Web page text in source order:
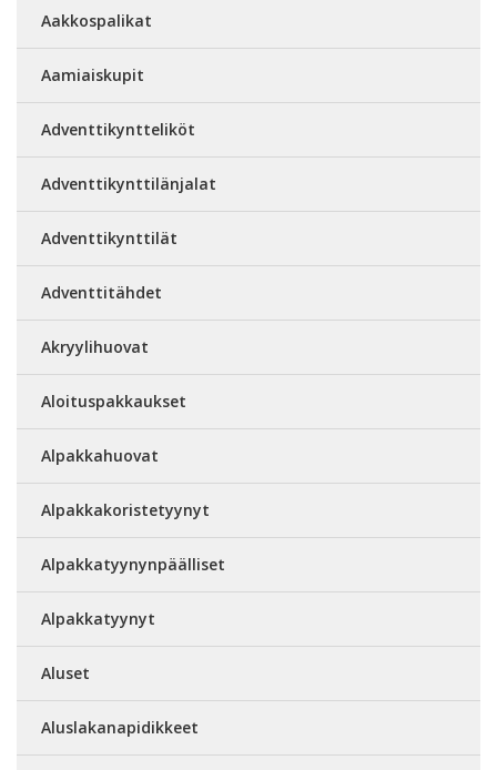
Aakkospalikat
Aamiaiskupit
Adventtikyntteliköt
Adventtikynttilänjalat
Adventtikynttilät
Adventtitähdet
Akryylihuovat
Aloituspakkaukset
Alpakkahuovat
Alpakkakoristetyynyt
Alpakkatyynynpäälliset
Alpakkatyynyt
Aluset
Aluslakanapidikkeet